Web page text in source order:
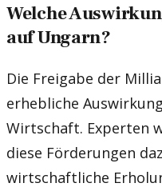
Welche
auf Ungarn?
Die Freigabe der
erhebliche
Wirtschaft. Experten
diese Förderungen
wirtschaftliche